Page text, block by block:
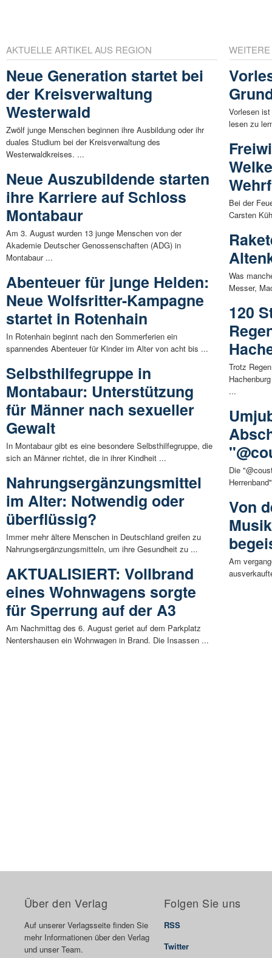
AKTUELLE ARTIKEL AUS REGION
Neue Generation startet bei
der Kreisverwaltung
Westerwald
Zwölf junge Menschen beginnen ihre Ausbildung oder ihr
duales Studium bei der Kreisverwaltung des
Westerwaldkreises. ...
Neue Auszubildende starten
ihre Karriere auf Schloss
Montabaur
Am 3. August wurden 13 junge Menschen von der
Akademie Deutscher Genossenschaften (ADG) in
Montabaur ...
Abenteuer für junge Helden:
Neue Wolfsritter-Kampagne
startet in Rotenhain
In Rotenhain beginnt nach den Sommerferien ein
spannendes Abenteuer für Kinder im Alter von acht bis ...
Selbsthilfegruppe in
Montabaur: Unterstützung
für Männer nach sexueller
Gewalt
In Montabaur gibt es eine besondere Selbsthilfegruppe, die
sich an Männer richtet, die in ihrer Kindheit ...
Nahrungsergänzungsmittel
im Alter: Notwendig oder
überflüssig?
Immer mehr ältere Menschen in Deutschland greifen zu
Nahrungsergänzungsmitteln, um ihre Gesundheit zu ...
AKTUALISIERT: Vollbrand
eines Wohnwagens sorgte
für Sperrung auf der A3
Am Nachmittag des 6. August geriet auf dem Parkplatz
Nentershausen ein Wohnwagen in Brand. Die Insassen ...
Vorlesen
lesen zu
Bei der
Carsten
Was
Messer,
120
Trotz
...
Die
Von
Am
Über den Verlag
Auf unserer Verlagsseite finden Sie
mehr Informationen über den Verlag
und unser Team.
Folgen Sie uns
RSS
Twitter